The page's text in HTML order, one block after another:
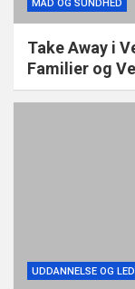
MAD OG SUNDHED
Take Away i
Familier og
UDDANNELSE OG